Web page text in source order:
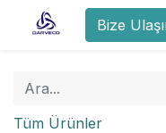
Bize
Tüm Ürünler